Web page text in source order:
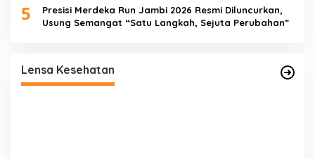
5
Presisi Merdeka Run Jambi 2026 Resmi Diluncurkan,
Usung Semangat “Satu Langkah, Sejuta Perubahan”
Lensa Kesehatan
Prima